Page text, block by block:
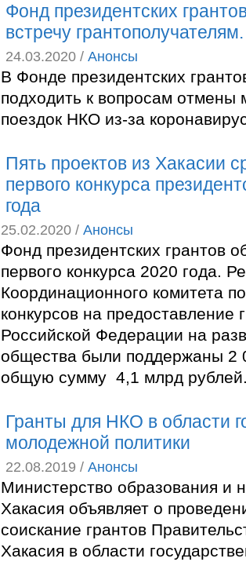
Фонд президентских
встречу грантополучателям.
24.03.2020 / Анонсы
В Фонде президентских
подходить к вопросам отмены
поездок НКО из-за
Пять проектов из Хакасии
первого конкурса
года
25.02.2020 / Анонсы
Фонд президентских грантов
первого конкурса 2020 года.
Координационного комитета
конкурсов на предоставление
Российской Федерации на
общества были поддержаны 2
общую сумму 4,1 млрд
Гранты для НКО в области
молодежной политики
22.08.2019 / Анонсы
Министерство образования и
Хакасия объявляет о
соискание грантов
Хакасия в области